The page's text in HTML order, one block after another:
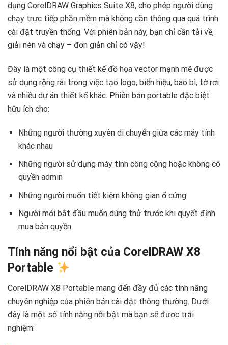
dụng CorelDRAW Graphics Suite X8, cho phép người dùng
chạy trực tiếp phần mềm mà không cần thông qua quá trình
cài đặt truyền thống. Với phiên bản này, bạn chỉ cần tải về,
giải nén và chạy – đơn giản chỉ có vậy!
Đây là một công cụ thiết kế đồ họa vector mạnh mẽ được
sử dụng rộng rãi trong việc tạo logo, biển hiệu, bao bì, tờ rơi
và nhiều dự án thiết kế khác. Phiên bản portable đặc biệt
hữu ích cho:
Những người thường xuyên di chuyển giữa các máy tính
khác nhau
Những người sử dụng máy tính công cộng hoặc không có
quyền admin
Những người muốn tiết kiệm không gian ổ cứng
Người mới bắt đầu muốn dùng thử trước khi quyết định
mua bản quyền
Tính năng nổi bật của CorelDRAW X8
Portable
CorelDRAW X8 Portable mang đến đầy đủ các tính năng
chuyên nghiệp của phiên bản cài đặt thông thường. Dưới
đây là một số tính năng nổi bật mà bạn sẽ được trải
nghiệm: